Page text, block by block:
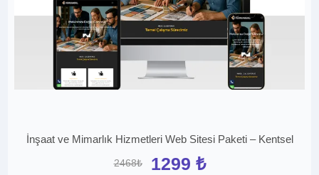
İnşaat ve Mimarlık Hizmetleri Web Sitesi Paketi – Kentsel
2468₺ 1299 ₺